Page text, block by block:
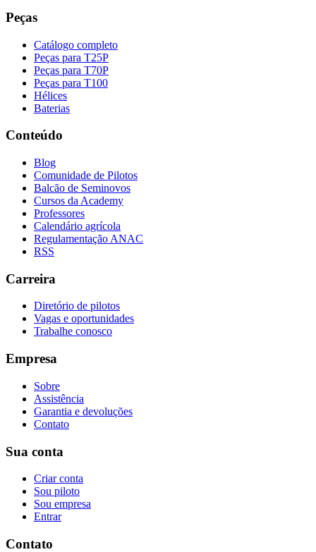
Peças
Catálogo completo
Peças para T25P
Peças para T70P
Peças para T100
Hélices
Baterias
Conteúdo
Blog
Comunidade de Pilotos
Balcão de Seminovos
Cursos da Academy
Professores
Calendário agrícola
Regulamentação ANAC
RSS
Carreira
Diretório de pilotos
Vagas e oportunidades
Trabalhe conosco
Empresa
Sobre
Assistência
Garantia e devoluções
Contato
Sua conta
Criar conta
Sou piloto
Sou empresa
Entrar
Contato